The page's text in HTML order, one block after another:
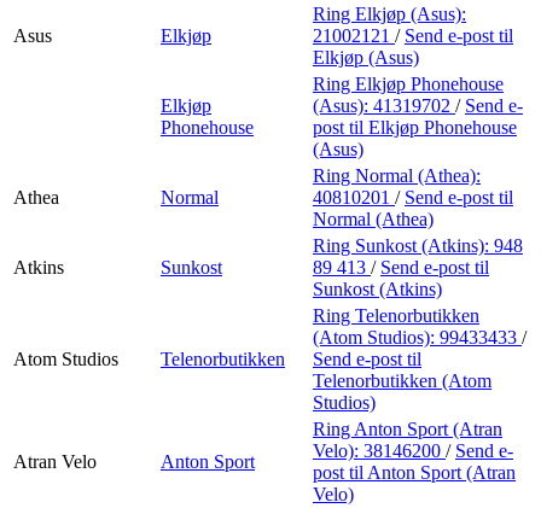
Asus Elkjøp
Ring Elkjøp (Asus):
21002121 / Send e-post til
Elkjøp (Asus)
Elkjøp
Phonehouse
Ring Elkjøp Phonehouse
(Asus): 41319702 / Send e-
post til Elkjøp Phonehouse
(Asus)
Athea Normal
Ring Normal (Athea):
40810201 / Send e-post til
Normal (Athea)
Atkins Sunkost
Ring Sunkost (Atkins): 948
89 413 / Send e-post til
Sunkost (Atkins)
Atom Studios Telenorbutikken
Ring Telenorbutikken
(Atom Studios): 99433433 /
Send e-post til
Telenorbutikken (Atom
Studios)
Atran Velo Anton Sport
Ring Anton Sport (Atran
Velo): 38146200 / Send e-
post til Anton Sport (Atran
Velo)